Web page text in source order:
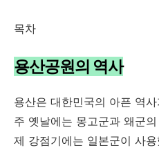
목차
용산공원의 역사
용산은 대한민국의 아픈 역
주 옛날에는 몽고군과 왜군
제 강점기에는 일본군이 사